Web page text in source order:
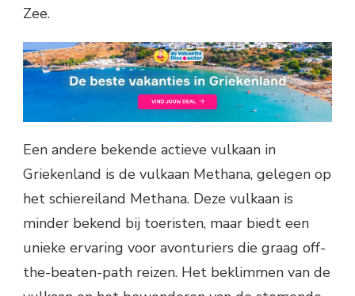
Zee.
Een andere bekende actieve vulkaan in
Griekenland is de vulkaan Methana, gelegen op
het schiereiland Methana. Deze vulkaan is
minder bekend bij toeristen, maar biedt een
unieke ervaring voor avonturiers die graag off-
the-beaten-path reizen. Het beklimmen van de